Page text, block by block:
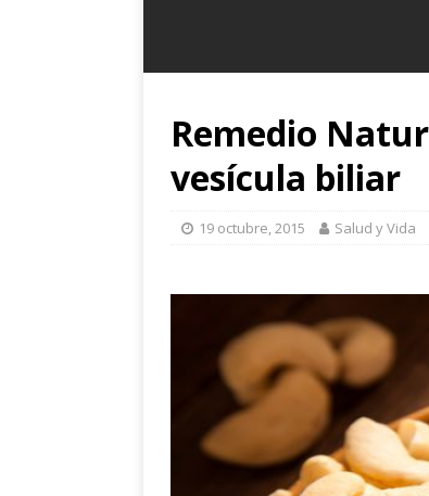
Remedio
vesícula biliar
19 octubre, 2015 Salud y Vida